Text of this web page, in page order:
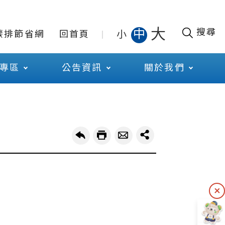
排節省網 回首頁 小 中 大 搜尋
區 公告資訊 關於我們